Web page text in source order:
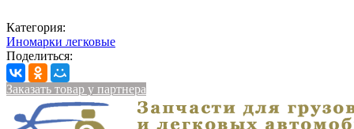
Категория:
Иномарки легковые
Поделиться:
Заказать товар у партнера